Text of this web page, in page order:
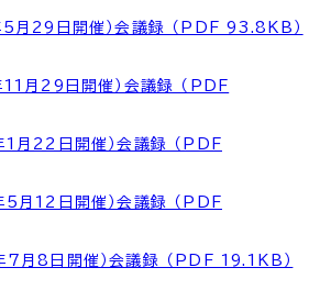
5月29日開催）会議録 （PDF 93.8KB）
月29日開催）会議録 （PDF
月22日開催）会議録 （PDF
月12日開催）会議録 （PDF
7月8日開催）会議録 （PDF 19.1KB）